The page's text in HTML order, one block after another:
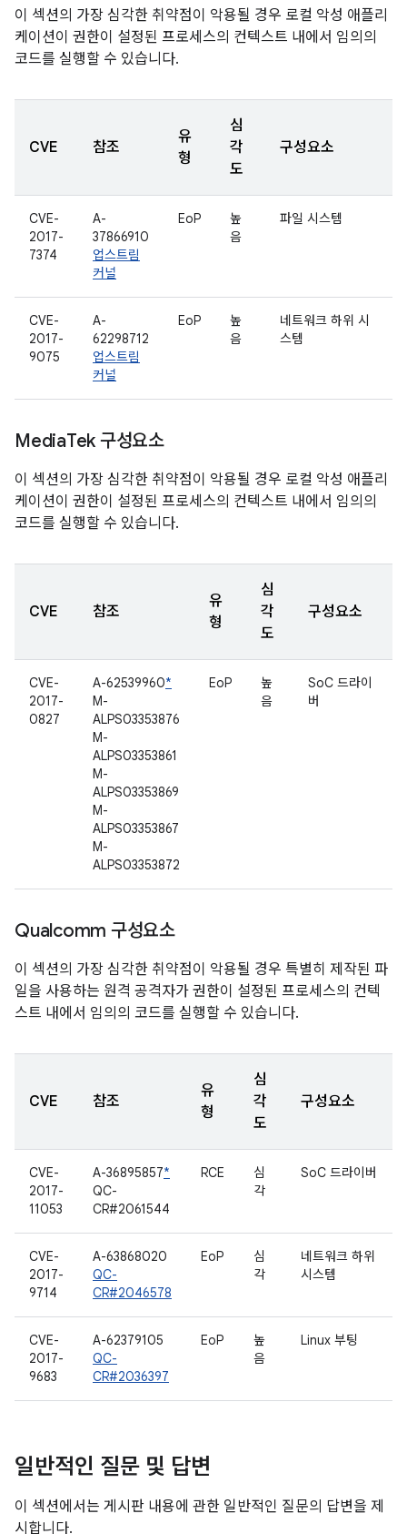
이 섹션의 가장 심각한 취약점이 악용될 경우 로컬 악성 애플리
케이션이 권한이 설정된 프로세스의 컨텍스트 내에서 임의의
코드를 실행할 수 있습니다.
CVE 참조
유
형
심
각
도
구성요소
CVE-
2017-
7374
A-
37866910
업스트림
커널
EoP
높
음
파일 시스템
CVE-
2017-
9075
A-
62298712
업스트림
커널
EoP
높
음
네트워크 하위 시
스템
MediaTek 구성요소
이 섹션의 가장 심각한 취약점이 악용될 경우 로컬 악성 애플리
케이션이 권한이 설정된 프로세스의 컨텍스트 내에서 임의의
코드를 실행할 수 있습니다.
CVE 참조
유
형
심
각
도
구성요소
CVE-
2017-
0827
A-62539960*
M-
ALPS03353876
M-
ALPS03353861
M-
ALPS03353869
M-
ALPS03353867
M-
ALPS03353872
EoP
높
음
SoC 드라이
버
Qualcomm 구성요소
이 섹션의 가장 심각한 취약점이 악용될 경우 특별히 제작된 파
일을 사용하는 원격 공격자가 권한이 설정된 프로세스의 컨텍
스트 내에서 임의의 코드를 실행할 수 있습니다.
CVE 참조
유
형
심
각
도
구성요소
CVE-
2017-
11053
A-36895857*
QC-
CR#2061544
RCE
심
각
SoC 드라이버
CVE-
2017-
9714
A-63868020
QC-
CR#2046578
EoP
심
각
네트워크 하위
시스템
CVE-
2017-
9683
A-62379105
QC-
CR#2036397
EoP
높
음
Linux 부팅
일반적인 질문 및 답변
이 섹션에서는 게시판 내용에 관한 일반적인 질문의 답변을 제
시합니다.